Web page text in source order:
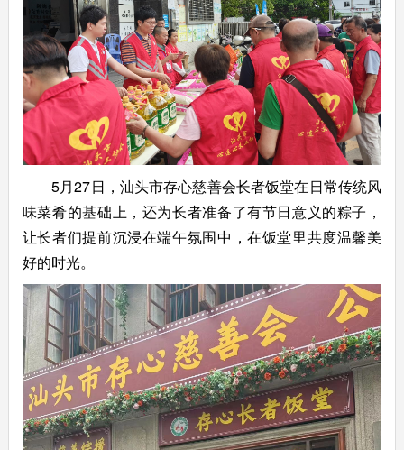
5月27日，汕头市存心慈善会长者饭堂在日常传统风
味菜肴的基础上，还为长者准备了有节日意义的粽子，
让长者们提前沉浸在端午氛围中，在饭堂里共度温馨美
好的时光。